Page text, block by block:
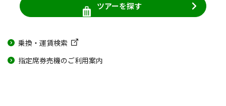
ツアーを探す
乗換・運賃検索
指定席券売機のご利用案内